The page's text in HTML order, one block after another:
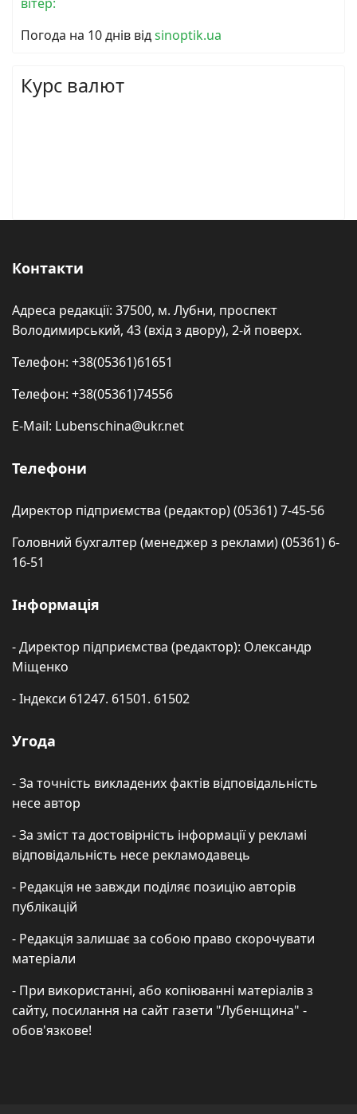
Погода на 10 днів відsinoptik.ua
Курс валют
Контакти
Адреса редакції: 37500, м. Лубни, проспект
Володимирський, 43 (вхід з двору), 2-й поверх.
Телефон: +38(05361)61651
Телефон: +38(05361)74556
E-Mail: Lubenschina@ukr.net
Телефони
Директор підприємства (редактор) (05361) 7-45-56
Головний бухгалтер (менеджер з реклами) (05361) 6-
16-51
Інформація
- Директор підприємства (редактор): Олександр
Міщенко
- Індекси 61247. 61501. 61502
Угода
- За точність викладених фактів відповідальність
несе автор
- За зміст та достовірність інформації у рекламі
відповідальність несе рекламодавець
- Редакція не завжди поділяє позицію авторів
публікацій
- Редакція залишає за собою право скорочувати
матеріали
- При використанні, або копіюванні матеріалів з
сайту, посилання на сайт газети "Лубенщина" -
обов'язкове!